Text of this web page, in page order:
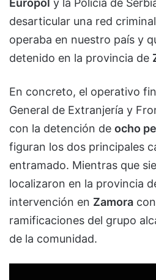
Europol y la Policía de
desarticular una red
operaba en nuestro país y
detenido en la provincia de
En concreto, el operativo
General de Extranjería y
con la detención de ocho
figuran los dos principales
entramado. Mientras que
localizaron en la provincia
intervención en Zamora
ramificaciones del grupo
de la comunidad.